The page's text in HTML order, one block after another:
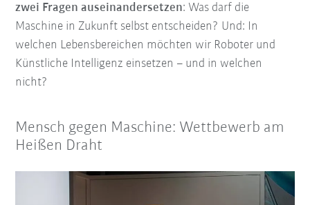
zwei Fragen auseinandersetzen: Was darf die
Maschine in Zukunft selbst entscheiden? Und: In
welchen Lebensbereichen möchten wir Roboter und
Künstliche Intelligenz einsetzen – und in welchen
nicht?
Mensch gegen Maschine: Wettbewerb am
Heißen Draht